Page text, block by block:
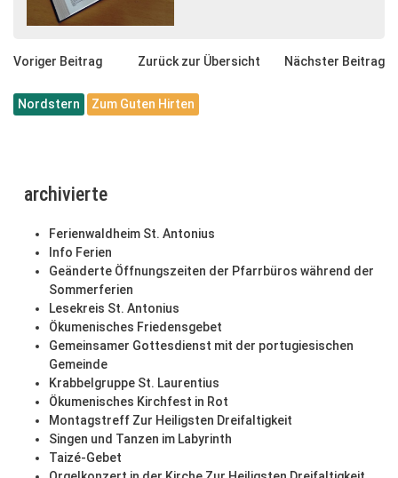
Voriger Beitrag Zurück zur Übersicht Nächster Beitrag
Nordstern Zum Guten Hirten
archivierte
Ferienwaldheim St. Antonius
Info Ferien
Geänderte Öffnungszeiten der Pfarrbüros während der
Sommerferien
Lesekreis St. Antonius
Ökumenisches Friedensgebet
Gemeinsamer Gottesdienst mit der portugiesischen
Gemeinde
Krabbelgruppe St. Laurentius
Ökumenisches Kirchfest in Rot
Montagstreff Zur Heiligsten Dreifaltigkeit
Singen und Tanzen im Labyrinth
Taizé-Gebet